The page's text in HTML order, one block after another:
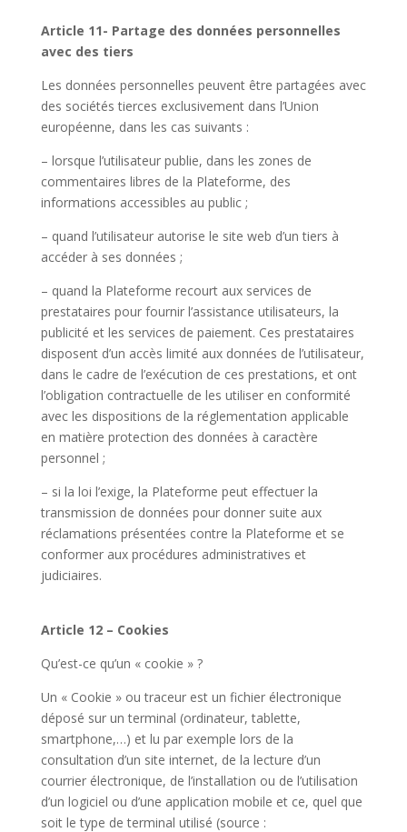
Article 11- Partage des données personnelles
avec des tiers
Les données personnelles peuvent être partagées avec
des sociétés tierces exclusivement dans l’Union
européenne, dans les cas suivants :
– lorsque l’utilisateur publie, dans les zones de
commentaires libres de la Plateforme, des
informations accessibles au public ;
– quand l’utilisateur autorise le site web d’un tiers à
accéder à ses données ;
– quand la Plateforme recourt aux services de
prestataires pour fournir l’assistance utilisateurs, la
publicité et les services de paiement. Ces prestataires
disposent d’un accès limité aux données de l’utilisateur,
dans le cadre de l’exécution de ces prestations, et ont
l’obligation contractuelle de les utiliser en conformité
avec les dispositions de la réglementation applicable
en matière protection des données à caractère
personnel ;
– si la loi l’exige, la Plateforme peut effectuer la
transmission de données pour donner suite aux
réclamations présentées contre la Plateforme et se
conformer aux procédures administratives et
judiciaires.
Article 12 – Cookies
Qu’est-ce qu’un « cookie » ?
Un « Cookie » ou traceur est un fichier électronique
déposé sur un terminal (ordinateur, tablette,
smartphone,…) et lu par exemple lors de la
consultation d’un site internet, de la lecture d’un
courrier électronique, de l’installation ou de l’utilisation
d’un logiciel ou d’une application mobile et ce, quel que
soit le type de terminal utilisé (source :